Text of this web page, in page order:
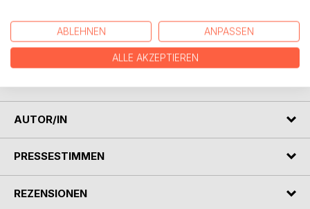
Kaiserin Licinia Eudoxia schickt die drei als Gesandte zu
Attila, doch jenseits des Hellesponts geraten sie in ein
Ringen um Macht, Loyalität und Wahrheit. Alte
Geschichten, neu erzählt: der Auftakt einer vierbändigen
AUTOR/IN
PRESSESTIMMEN
REZENSIONEN
ABLEHNEN ANPASSEN
ALLE AKZEPTIEREN